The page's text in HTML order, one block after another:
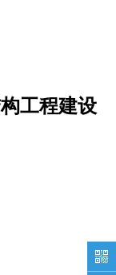
工程建设
